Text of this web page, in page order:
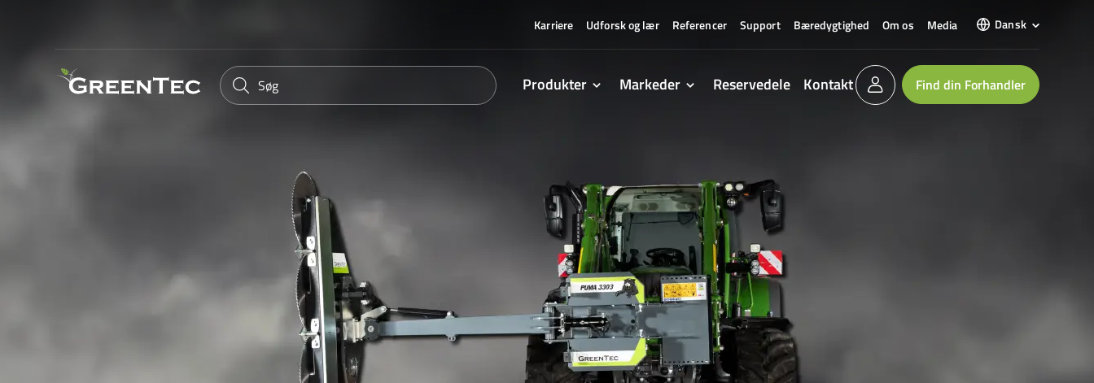
Karriere Udforsk og lær Referencer Support Bæredygtighed Om os Media Dansk
Produkter Markeder Reservedele Kontakt Find din Forhandler